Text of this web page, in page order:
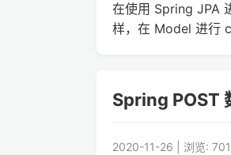
在使用 Spring JPA
样，在 Model 进行
Spring POST
2020-11-26 | 浏览: